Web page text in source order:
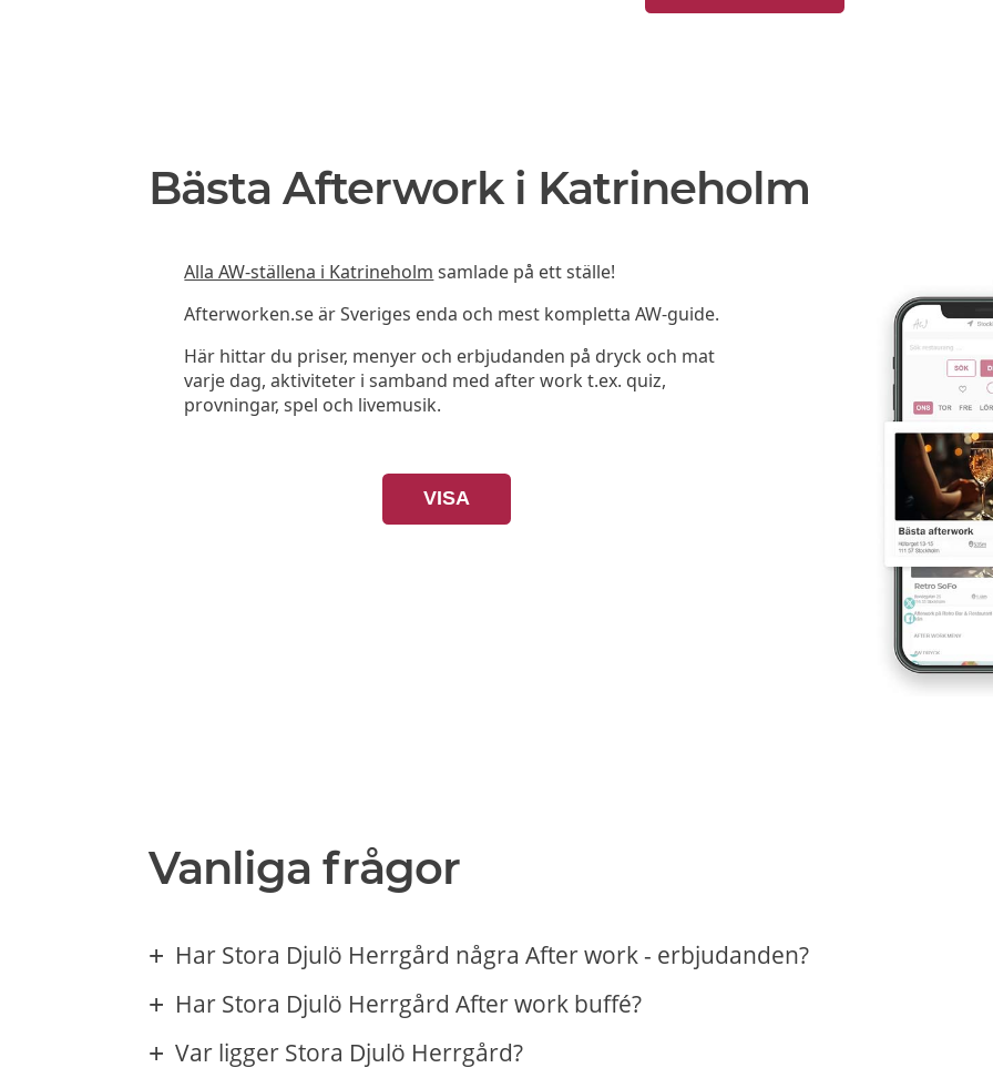
Bästa Afterwork i Katrineholm
Alla AW-ställena i Katrineholm samlade på ett ställe!
Afterworken.se är Sveriges enda och mest kompletta AW-guide.
Här hittar du priser, menyer och erbjudanden på dryck och mat
varje dag, aktiviteter i samband med after work t.ex. quiz,
provningar, spel och livemusik.
VISA
Vanliga frågor
Har Stora Djulö Herrgård några After work - erbjudanden?
Har Stora Djulö Herrgård After work buffé?
Var ligger Stora Djulö Herrgård?